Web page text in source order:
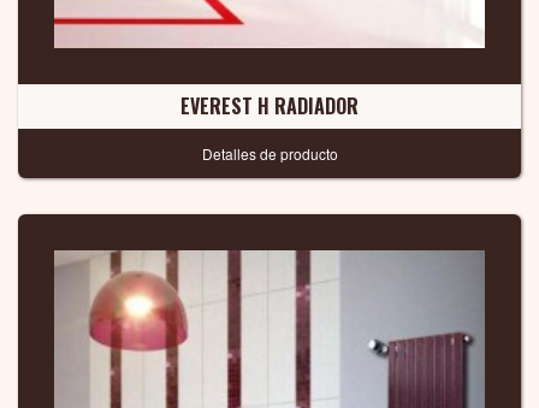
EVEREST H RADIADOR
Detalles de producto